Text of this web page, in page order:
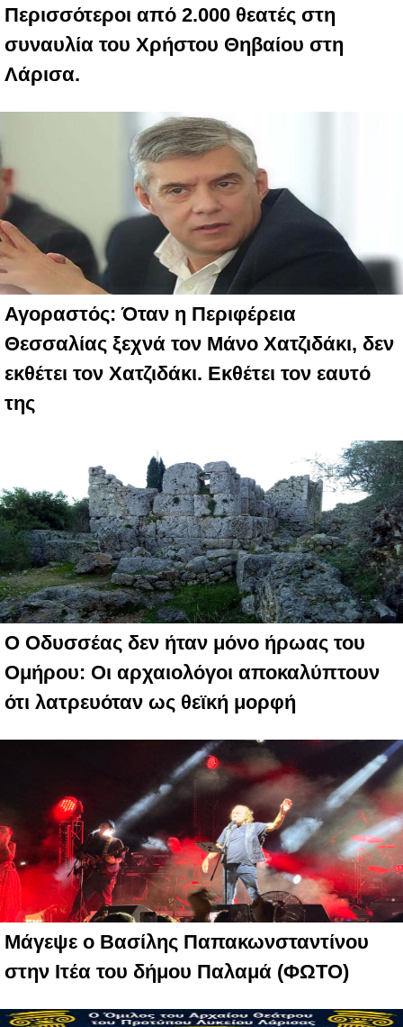
Περισσότεροι από 2.000 θεατές στη
συναυλία του Χρήστου Θηβαίου στη
Λάρισα.
Αγοραστός: Όταν η Περιφέρεια
Θεσσαλίας ξεχνά τον Μάνο Χατζιδάκι, δεν
εκθέτει τον Χατζιδάκι. Εκθέτει τον εαυτό
της
Ο Οδυσσέας δεν ήταν μόνο ήρωας του
Ομήρου: Οι αρχαιολόγοι αποκαλύπτουν
ότι λατρευόταν ως θεϊκή μορφή
Μάγεψε ο Βασίλης Παπακωνσταντίνου
στην Ιτέα του δήμου Παλαμά (ΦΩΤΟ)